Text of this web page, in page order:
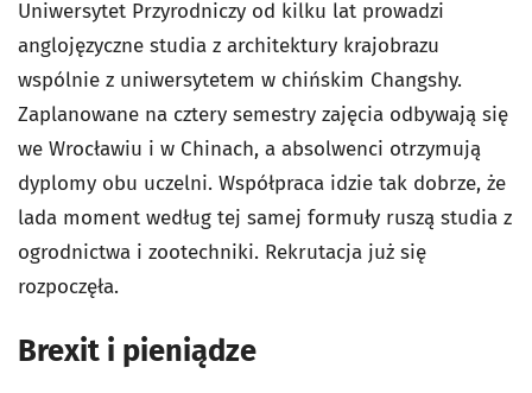
Uniwersytet Przyrodniczy od kilku lat prowadzi
anglojęzyczne studia z architektury krajobrazu
wspólnie z uniwersytetem w chińskim Changshy.
Zaplanowane na cztery semestry zajęcia odbywają się
we Wrocławiu i w Chinach, a absolwenci otrzymują
dyplomy obu uczelni. Współpraca idzie tak dobrze, że
lada moment według tej samej formuły ruszą studia z
ogrodnictwa i zootechniki. Rekrutacja już się
rozpoczęła.
Brexit i pieniądze